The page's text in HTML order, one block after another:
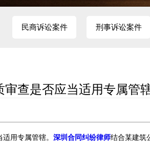
民商诉讼案件 刑事诉讼案件
查是否应当适用专属管
用专属管辖。 深圳合同纠纷律师结合某建筑